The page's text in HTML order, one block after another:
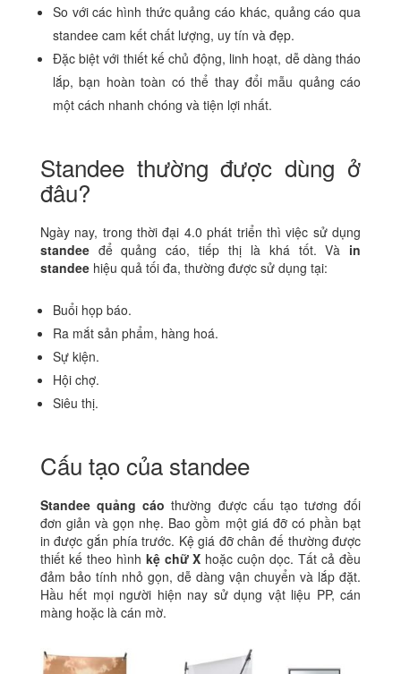
So với các hình thức quảng cáo khác, quảng cáo qua
standee cam kết chất lượng, uy tín và đẹp.
Đặc biệt với thiết kế chủ động, linh hoạt, dễ dàng tháo
lắp, bạn hoàn toàn có thể thay đổi mẫu quảng cáo
một cách nhanh chóng và tiện lợi nhất.
Standee thường được dùng ở
đâu?
Ngày nay, trong thời đại 4.0 phát triển thì việc sử dụng
standeeđể quảng cáo, tiếp thị là khá tốt. Và in
standee hiệu quả tối đa, thường được sử dụng tại:
Buổi họp báo.
Ra mắt sản phẩm, hàng hoá.
Sự kiện.
Hội chợ.
Siêu thị.
Cấu tạo của standee
Standee quảng cáo thường được cấu tạo tương đối
đơn giản và gọn nhẹ. Bao gồm một giá đỡ có phần bạt
in được gắn phía trước. Kệ giá đỡ chân đế thường được
thiết kế theo hình kệ chữ X hoặc cuộn dọc. Tất cả đều
đảm bảo tính nhỏ gọn, dễ dàng vận chuyển và lắp đặt.
Hầu hết mọi người hiện nay sử dụng vật liệu PP, cán
màng hoặc là cán mờ.